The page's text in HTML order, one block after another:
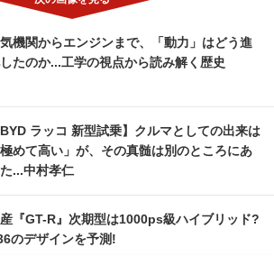
機関からエンジンまで、「動力」はどう進
たのか...工学の視点から読み解く歴史
BYD ラッコ 新型試乗】クルマとしての出来は
極めて高い」が、その真髄は別のところにあ
...中村孝仁
産『GT-R』次期型は1000ps級ハイブリッド?
のデザインを予測!